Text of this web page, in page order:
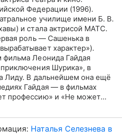
Федерации (1996).
училище имени Б. В.
и стала актрисой МАТС.
роль — Сашенька в
характер»).
Леонида Гайдая
Шурика», в
Лиду. В дальнейшем она ещё
Гайдая — в фильмах
профессию» и «Не может
актриса во многом
«13 стульев», где
очаровательной пани
Наталья Селезнева в